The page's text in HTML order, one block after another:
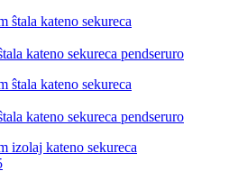
kateno sekureca pendseruro
kateno sekureca pendseruro